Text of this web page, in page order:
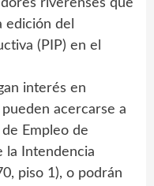
riverenses que
edición del
(PIP) en el
interés en
acercarse a
Empleo de
la Intendencia
piso 1), o podrán